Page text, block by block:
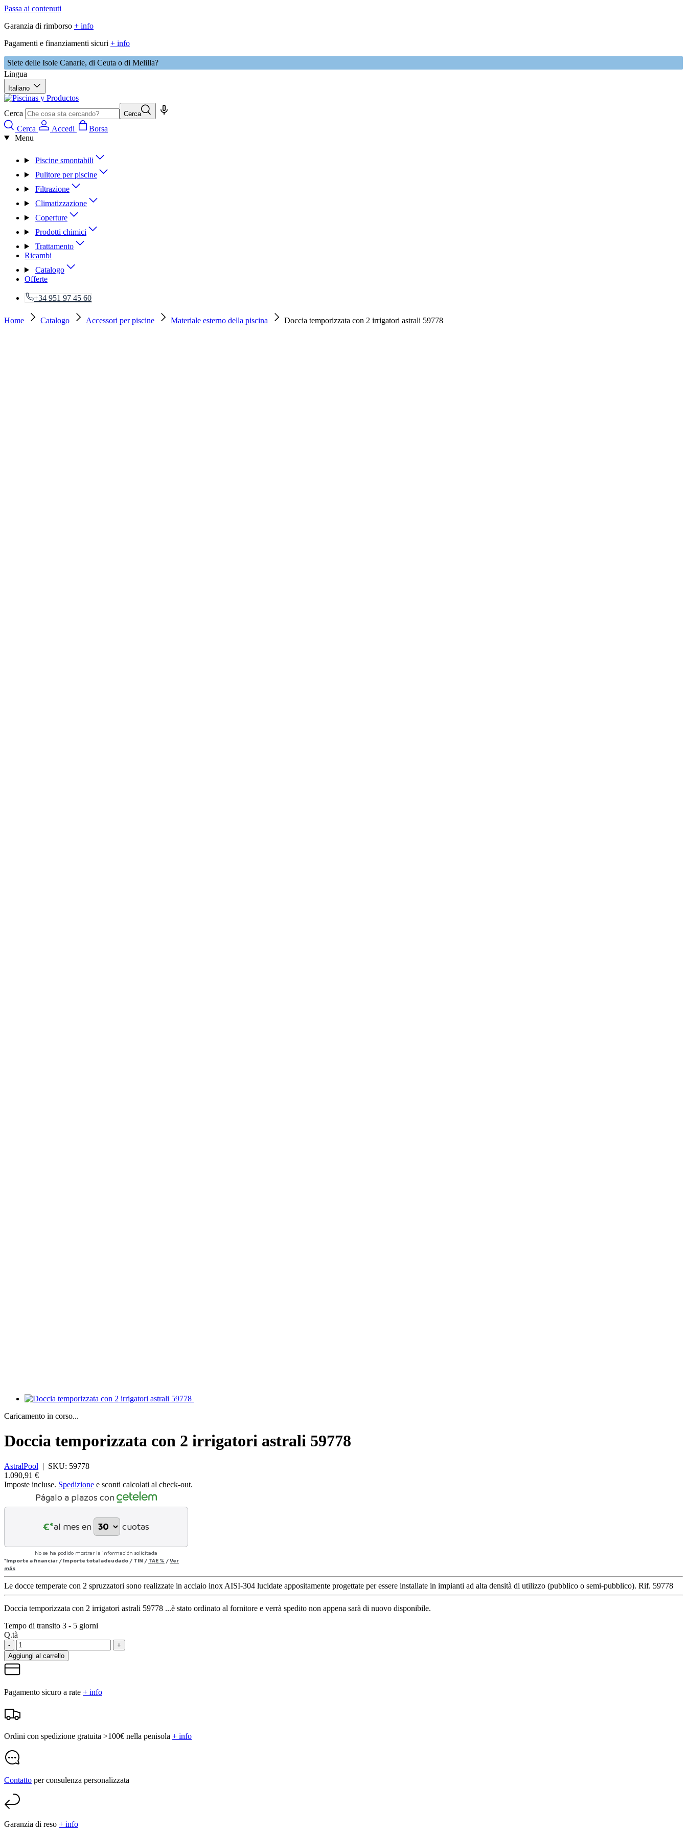
Passa ai contenuti
Garanzia di rimborso + info
Pagamenti e finanziamenti sicuri + info
Siete delle Isole Canarie, di Ceuta o di Melilla?
Lingua
Italiano
Cerca Cerca
Cerca Accedi
Borsa
Menu
Piscine smontabili
Pulitore per piscine
Filtrazione
Climatizzazione
Coperture
Prodotti chimici
Trattamento
Ricambi
Catalogo
Offerte
+34 951 97 45 60
Home Catalogo Accessori per piscine Materiale esterno della piscina Doccia temporizzata con 2 irrigatori astrali 59778
Caricamento in corso...
Doccia temporizzata con 2 irrigatori astrali 59778
AstralPool | SKU: 59778
1.090,91 €
Imposte incluse. Spedizione e sconti calcolati al check-out.
Págalo a plazos con
€*al mes en cuotas
No se ha podido mostrar la información solicitada
*Importe a financiar / Importe total adeudado / TIN / TAE % /Ver
más
Le docce temperate con 2 spruzzatori sono realizzate in acciaio inox AISI-304 lucidate appositamente progettate per essere installate in impianti ad alta densità di utilizzo (pubblico o semi-pubblico). Rif. 59778
Doccia temporizzata con 2 irrigatori astrali 59778 ...è stato ordinato al fornitore e verrà spedito non appena sarà di nuovo disponibile.
Tempo di transito 3 - 5 giorni
Q.tà
-
+
Aggiungi al carrello
Pagamento sicuro a rate + info
Ordini con spedizione gratuita >100€ nella penisola + info
Contatto per consulenza personalizzata
Garanzia di reso + info